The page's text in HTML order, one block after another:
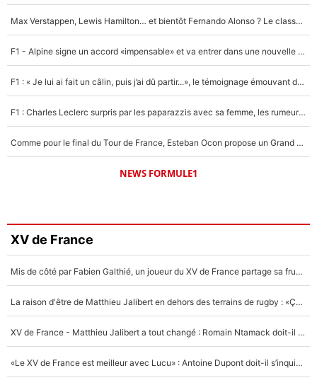
Max Verstappen, Lewis Hamilton… et bientôt Fernando Alonso ? Le classement des pilotes les mieux payés en Formule 1 risque de changer !
F1 - Alpine signe un accord «impensable» et va entrer dans une nouvelle dimension : Grande nouvelle pour Pierre Gasly !
F1 : « Je lui ai fait un câlin, puis j’ai dû partir...», le témoignage émouvant de Max Verstappen sur sa fille
F1 : Charles Leclerc surpris par les paparazzis avec sa femme, les rumeurs étaient vraies !
Comme pour le final du Tour de France, Esteban Ocon propose un Grand Prix de Formule 1 à Paris : «Autour de l’Arc de Triomphe, ce serait génial» !
NEWS FORMULE1
XV de France
Mis de côté par Fabien Galthié, un joueur du XV de France partage sa frustration : «ils ne me l’ont pas dit tout de suite»
La raison d'être de Matthieu Jalibert en dehors des terrains de rugby : «Ça m'atteint autant que si tu touches à un membre de ma famille»
XV de France - Matthieu Jalibert a tout changé : Romain Ntamack doit-il s’inquiéter pour sa place à un an de la Coupe du monde ?
«Le XV de France est meilleur avec Lucu» : Antoine Dupont doit-il s’inquiéter pour sa place ?